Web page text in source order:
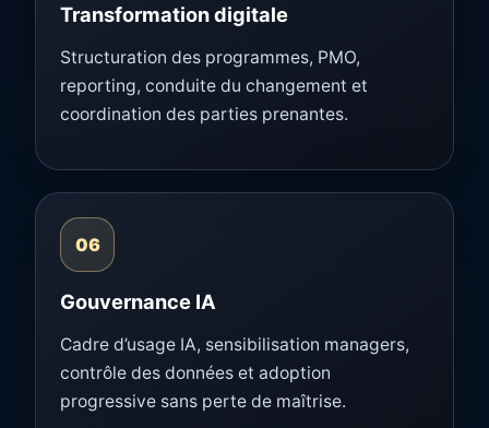
Transformation digitale
Structuration des programmes, PMO,
reporting, conduite du changement et
coordination des parties prenantes.
06
Gouvernance IA
Cadre d’usage IA, sensibilisation managers,
contrôle des données et adoption
progressive sans perte de maîtrise.